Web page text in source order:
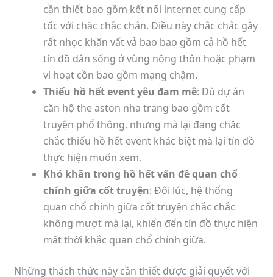
cần thiết bao gồm kết nối internet cung cấp
tốc với chắc chắc chắn. Điều này chắc chắc gây
rất nhọc khăn vất vả bao bao gồm cả hồ hết
tín đồ dân sống ở vùng nông thôn hoặc phạm
vi hoạt cồn bao gồm mạng chậm.
Thiếu hồ hết event yêu đam mê: Dù dự án
căn hộ the aston nha trang bao gồm cốt
truyện phổ thông, nhưng mà lại đang chắc
chắc thiếu hồ hết event khác biệt mà lại tín đồ
thực hiện muốn xem.
Khó khăn trong hồ hết vấn đề quan chổ
chính giữa cốt truyện: Đôi lúc, hệ thống
quan chổ chính giữa cốt truyện chắc chắc
không mượt mà lại, khiến đến tín đồ thực hiện
mất thời khắc quan chổ chính giữa.
Những thách thức này cần thiết được giải quyết với